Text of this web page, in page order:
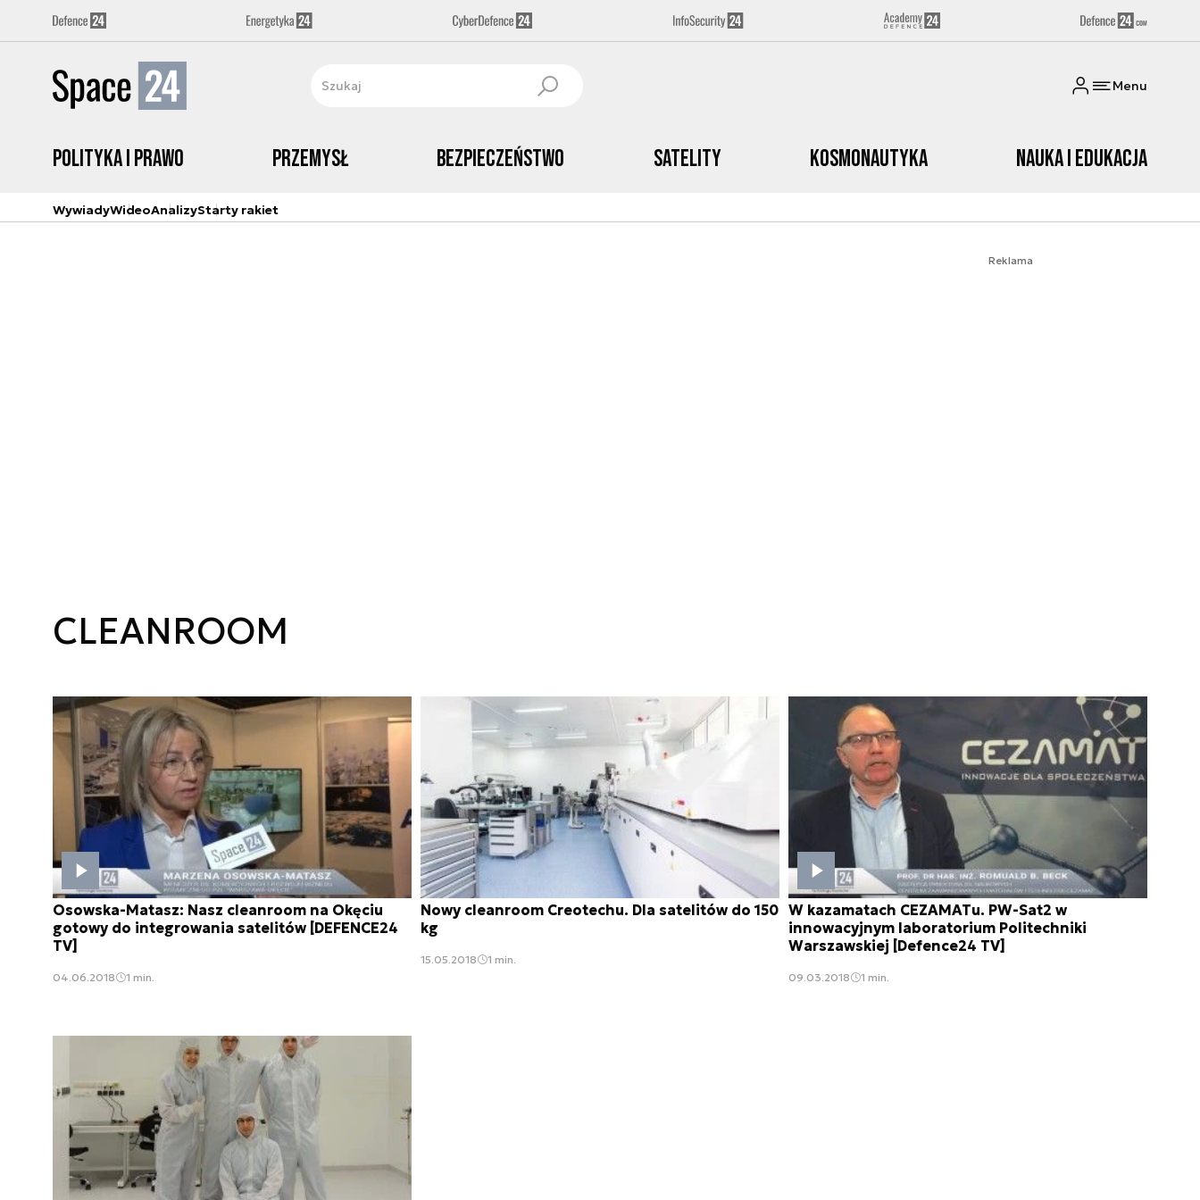
Menu
Polityka i prawo Przemysł Bezpieczeństwo Satelity Kosmonautyka Nauka i edukacja
WywiadyWideoAnalizyStarty rakiet
Reklama
CLEANROOM
Osowska-Matasz: Nasz cleanroom na Okęciu
gotowy do integrowania satelitów [DEFENCE24
TV]
04.06.2018 1 min.
Nowy cleanroom Creotechu. Dla satelitów do 150
kg
15.05.2018 1 min.
W kazamatach CEZAMATu. PW-Sat2 w
innowacyjnym laboratorium Politechniki
Warszawskiej [Defence24 TV]
09.03.2018 1 min.